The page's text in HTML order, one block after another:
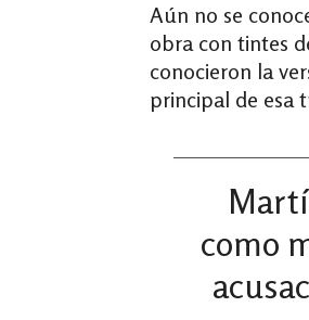
Aún no se
obra con tintes
conocieron la
principal de esa
como